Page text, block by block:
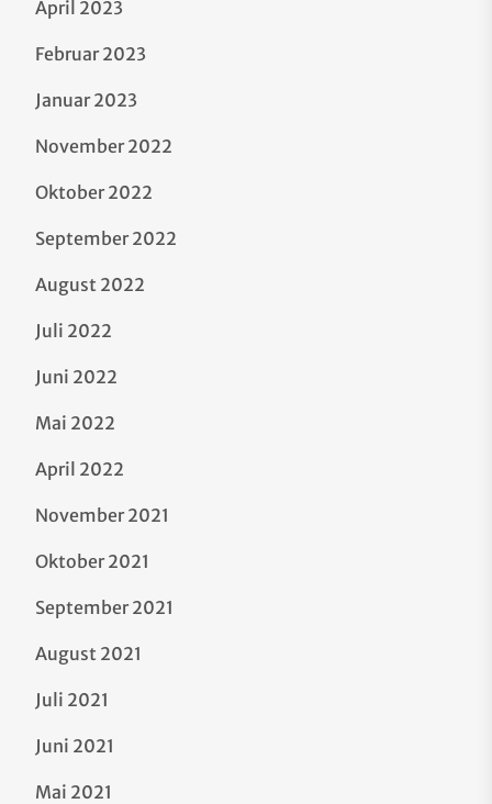
April 2023
Februar 2023
Januar 2023
November 2022
Oktober 2022
September 2022
August 2022
Juli 2022
Juni 2022
Mai 2022
April 2022
November 2021
Oktober 2021
September 2021
August 2021
Juli 2021
Juni 2021
Mai 2021